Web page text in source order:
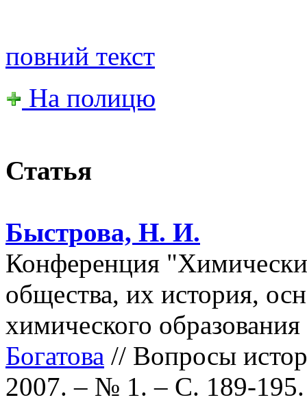
повний текст
На полицю
Статья
Быстрова, Н. И.
Конференция
общества, их история,
химического
Богатова // Вопросы
2007. – № 1. – С. 189-195.